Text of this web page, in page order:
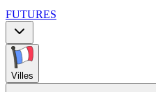
FUTURES
Villes